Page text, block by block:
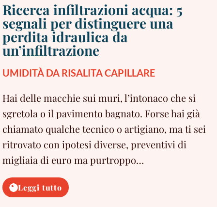
Ricerca infiltrazioni acqua: 5
segnali per distinguere una
perdita idraulica da
un’infiltrazione
UMIDITÀ DA RISALITA CAPILLARE
Hai delle macchie sui muri, l’intonaco che si
sgretola o il pavimento bagnato. Forse hai già
chiamato qualche tecnico o artigiano, ma ti sei
ritrovato con ipotesi diverse, preventivi di
migliaia di euro ma purtroppo…
Leggi tuttoRicerca
infiltrazioni